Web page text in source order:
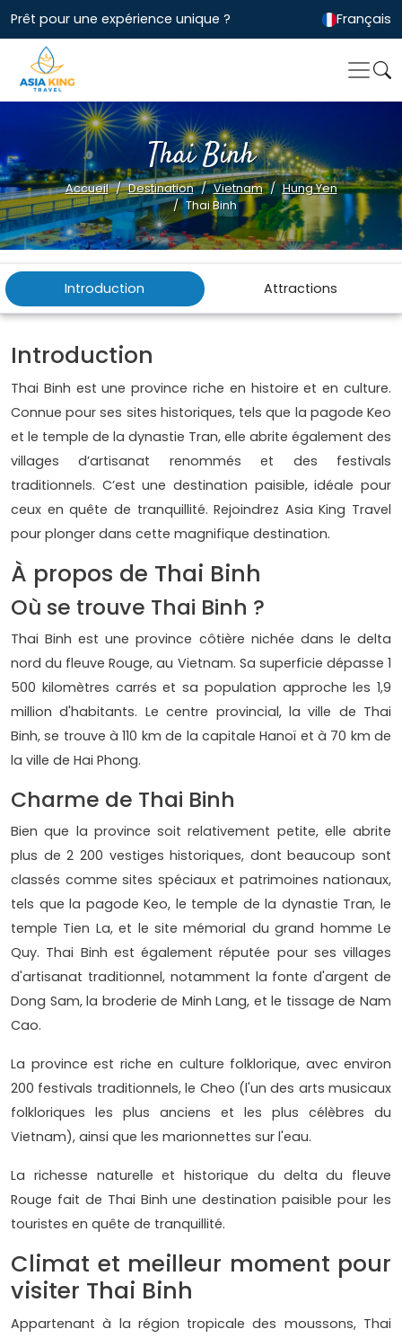
Prêt pour une expérience unique ? Français
Thai Binh
Accueil Destination Vietnam
Hung Yen
Thai Binh
Introduction Attractions
Introduction
Thai Binh est une province riche en histoire et en culture.
Connue pour ses sites historiques, tels que la pagode Keo
et le temple de la dynastie Tran, elle abrite également des
villages d’artisanat renommés et des festivals
traditionnels. C’est une destination paisible, idéale pour
ceux en quête de tranquillité. Rejoindrez Asia King Travel
pour plonger dans cette magnifique destination.
À propos de Thai Binh
Où se trouve Thai Binh ?
Thai Binh est une province côtière nichée dans le delta
nord du fleuve Rouge, au Vietnam. Sa superficie dépasse 1
500 kilomètres carrés et sa population approche les 1,9
million d'habitants. Le centre provincial, la ville de Thai
Binh, se trouve à 110 km de la capitale Hanoï et à 70 km de
la ville de Hai Phong.
Charme de Thai Binh
Bien que la province soit relativement petite, elle abrite
plus de 2 200 vestiges historiques, dont beaucoup sont
classés comme sites spéciaux et patrimoines nationaux,
tels que la pagode Keo, le temple de la dynastie Tran, le
temple Tien La, et le site mémorial du grand homme Le
Quy. Thai Binh est également réputée pour ses villages
d'artisanat traditionnel, notamment la fonte d'argent de
Dong Sam, la broderie de Minh Lang, et le tissage de Nam
Cao.
La province est riche en culture folklorique, avec environ
200 festivals traditionnels, le Cheo (l'un des arts musicaux
folkloriques les plus anciens et les plus célèbres du
Vietnam), ainsi que les marionnettes sur l'eau.
La richesse naturelle et historique du delta du fleuve
Rouge fait de Thai Binh une destination paisible pour les
touristes en quête de tranquillité.
Climat et meilleur moment pour
visiter Thai Binh
Appartenant à la région tropicale des moussons, Thai